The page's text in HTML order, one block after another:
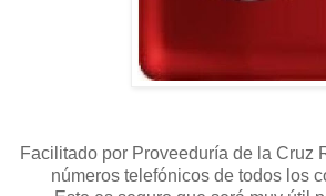
Facilitado por Proveeduría de la Cruz
números telefónicos de todos los